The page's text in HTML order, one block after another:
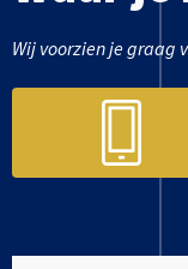
Wij voorzien je graag